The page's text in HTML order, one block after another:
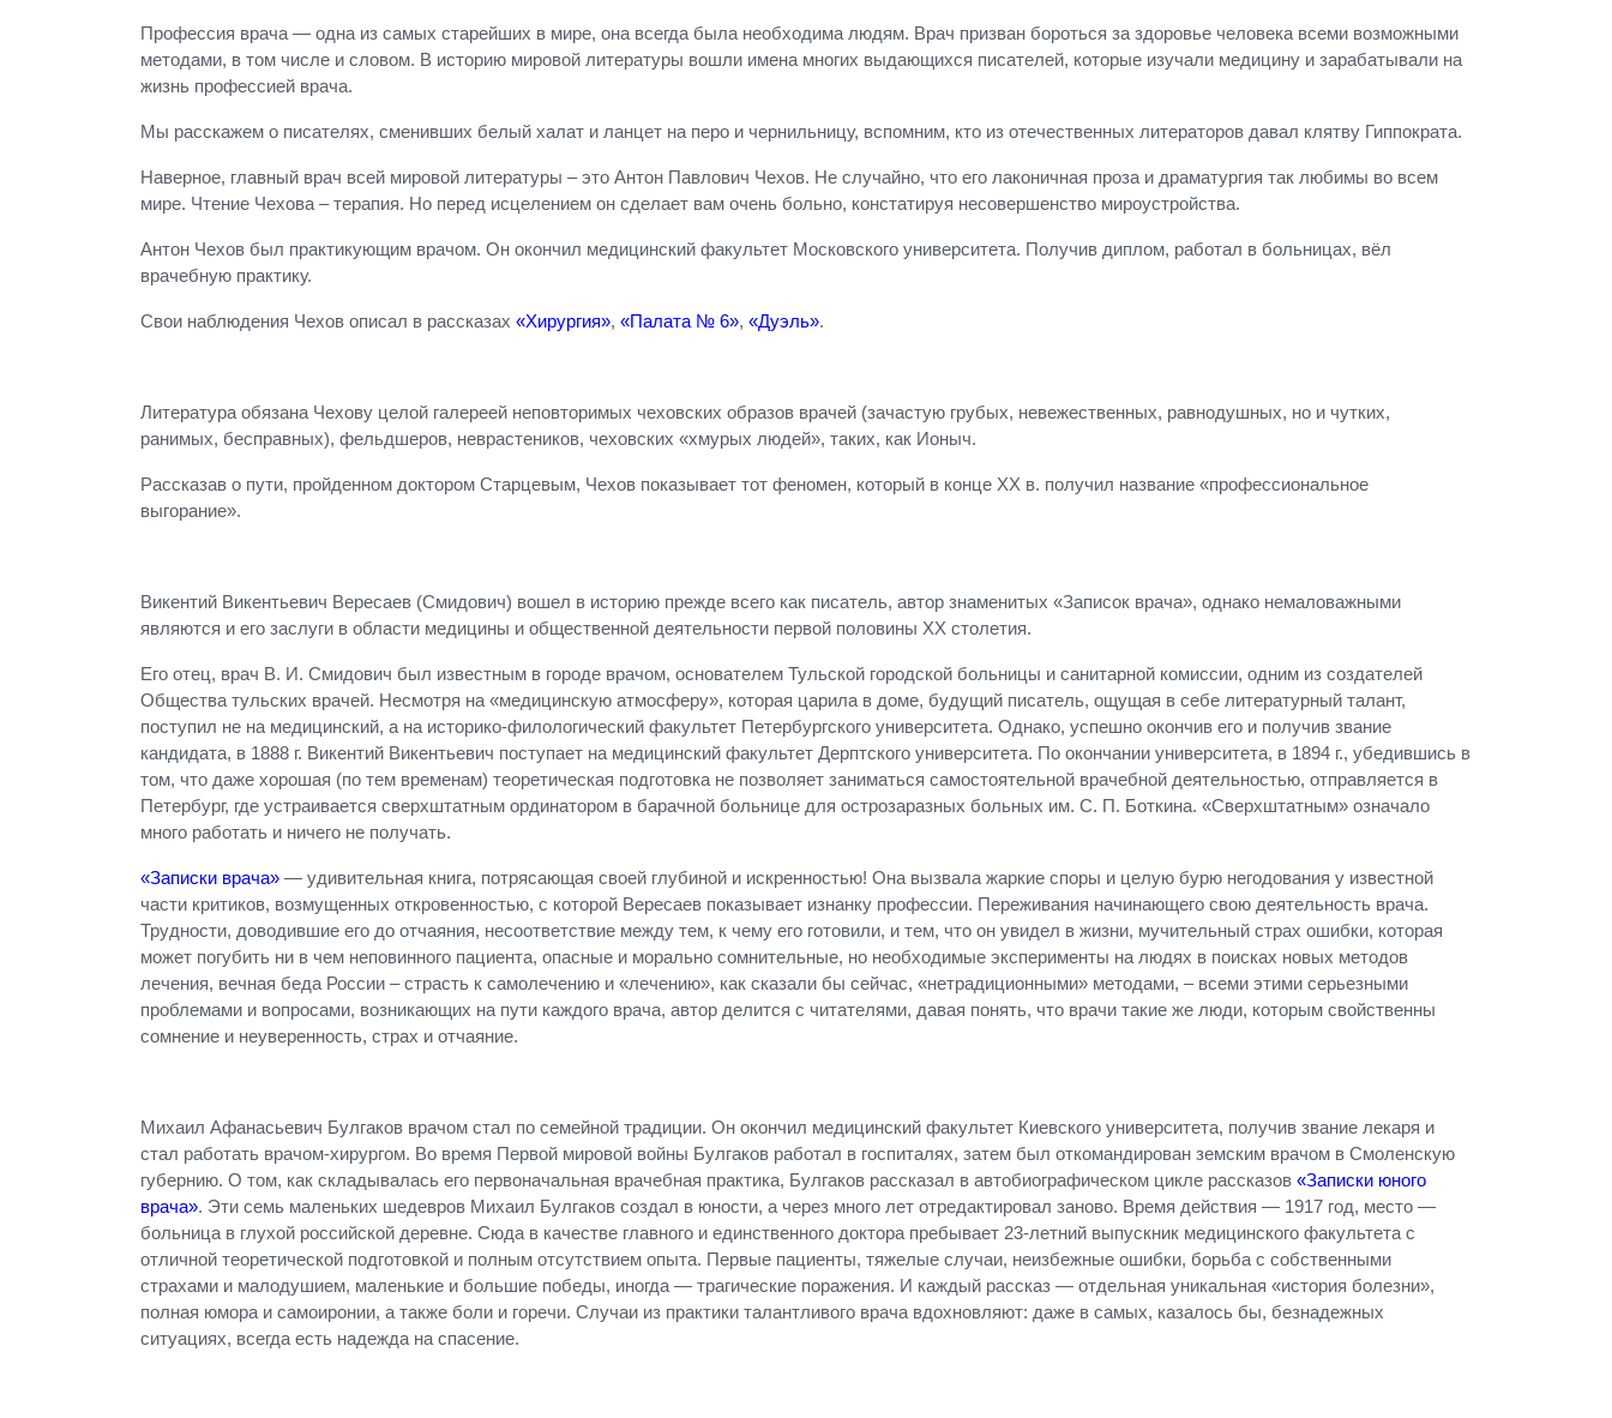
Профессия врача — одна из самых старейших в мире, она всегда была необходима людям. Врач призван бороться за здоровье человека всеми возможными
методами, в том числе и словом. В историю мировой литературы вошли имена многих выдающихся писателей, которые изучали медицину и зарабатывали на
жизнь профессией врача.
Мы расскажем о писателях, сменивших белый халат и ланцет на перо и чернильницу, вспомним, кто из отечественных литераторов давал клятву Гиппократа.
Наверное, главный врач всей мировой литературы – это Антон Павлович Чехов. Не случайно, что его лаконичная проза и драматургия так любимы во всем
мире. Чтение Чехова – терапия. Но перед исцелением он сделает вам очень больно, констатируя несовершенство мироустройства.
Антон Чехов был практикующим врачом. Он окончил медицинский факультет Московского университета. Получив диплом, работал в больницах, вёл
врачебную практику.
Свои наблюдения Чехов описал в рассказах «Хирургия», «Палата № 6», «Дуэль».
Литература обязана Чехову целой галереей неповторимых чеховских образов врачей (зачастую грубых, невежественных, равнодушных, но и чутких,
ранимых, бесправных), фельдшеров, неврастеников, чеховских «хмурых людей», таких, как Ионыч.
Рассказав о пути, пройденном доктором Старцевым, Чехов показывает тот феномен, который в конце ХХ в. получил название «профессиональное
выгорание».
Викентий Викентьевич Вересаев (Смидович) вошел в историю прежде всего как писатель, автор знаменитых «Записок врача», однако немаловажными
являются и его заслуги в области медицины и общественной деятельности первой половины ХХ столетия.
Его отец, врач В. И. Смидович был известным в городе врачом, основателем Тульской городской больницы и санитарной комиссии, одним из создателей
Общества тульских врачей. Несмотря на «медицинскую атмосферу», которая царила в доме, будущий писатель, ощущая в себе литературный талант,
поступил не на медицинский, а на историко-филологический факультет Петербургского университета. Однако, успешно окончив его и получив звание
кандидата, в 1888 г. Викентий Викентьевич поступает на медицинский факультет Дерптского университета. По окончании университета, в 1894 г., убедившись в
том, что даже хорошая (по тем временам) теоретическая подготовка не позволяет заниматься самостоятельной врачебной деятельностью, отправляется в
Петербург, где устраивается сверхштатным ординатором в барачной больнице для острозаразных больных им. С. П. Боткина. «Сверхштатным» означало
много работать и ничего не получать.
«Записки врача» — удивительная книга, потрясающая своей глубиной и искренностью! Она вызвала жаркие споры и целую бурю негодования у известной
части критиков, возмущенных откровенностью, с которой Вересаев показывает изнанку профессии. Переживания начинающего свою деятельность врача.
Трудности, доводившие его до отчаяния, несоответствие между тем, к чему его готовили, и тем, что он увидел в жизни, мучительный страх ошибки, которая
может погубить ни в чем неповинного пациента, опасные и морально сомнительные, но необходимые эксперименты на людях в поисках новых методов
лечения, вечная беда России – страсть к самолечению и «лечению», как сказали бы сейчас, «нетрадиционными» методами, – всеми этими серьезными
проблемами и вопросами, возникающих на пути каждого врача, автор делится с читателями, давая понять, что врачи такие же люди, которым свойственны
сомнение и неуверенность, страх и отчаяние.
Михаил Афанасьевич Булгаков врачом стал по семейной традиции. Он окончил медицинский факультет Киевского университета, получив звание лекаря и
стал работать врачом-хирургом. Во время Первой мировой войны Булгаков работал в госпиталях, затем был откомандирован земским врачом в Смоленскую
губернию. О том, как складывалась его первоначальная врачебная практика, Булгаков рассказал в автобиографическом цикле рассказов «Записки юного
врача». Эти семь маленьких шедевров Михаил Булгаков создал в юности, а через много лет отредактировал заново. Время действия — 1917 год, место —
больница в глухой российской деревне. Сюда в качестве главного и единственного доктора пребывает 23-летний выпускник медицинского факультета с
отличной теоретической подготовкой и полным отсутствием опыта. Первые пациенты, тяжелые случаи, неизбежные ошибки, борьба с собственными
страхами и малодушием, маленькие и большие победы, иногда — трагические поражения. И каждый рассказ — отдельная уникальная «история болезни»,
полная юмора и самоиронии, а также боли и горечи. Случаи из практики талантливого врача вдохновляют: даже в самых, казалось бы, безнадежных
ситуациях, всегда есть надежда на спасение.